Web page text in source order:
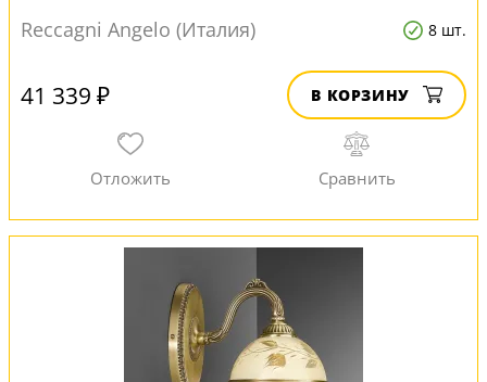
Reccagni Angelo (Италия) 8 шт.
41 339 ₽ В КОРЗИНУ